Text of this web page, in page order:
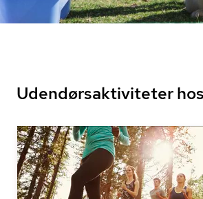
Udendørsaktiviteter